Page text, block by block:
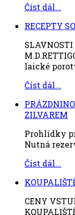
Číst dál...
RECEPTY
laické
Číst dál...
ZILVAREM
Prohlídky
Nutná
Číst dál...
CENY